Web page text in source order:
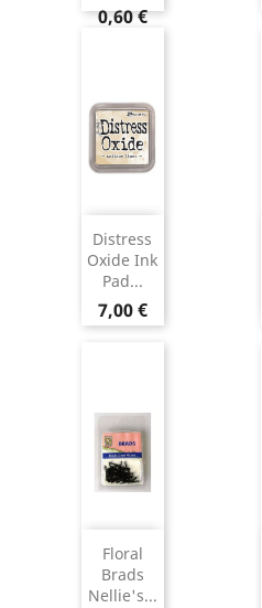
0,60 €
Distress
Oxide Ink
Pad...
7,00 €
Floral
Brads
Nellie's...